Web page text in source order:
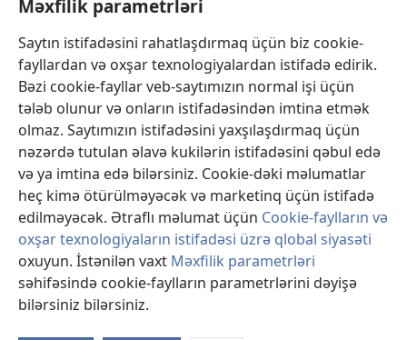
Məxfilik parametrləri
Saytın istifadəsini rahatlaşdırmaq üçün biz cookie-
fayllardan və oxşar texnologiyalardan istifadə edirik.
Bəzi cookie-fayllar veb-saytımızın normal işi üçün
tələb olunur və onların istifadəsindən imtina etmək
olmaz. Saytımızın istifadəsini yaxşılaşdırmaq üçün
nəzərdə tutulan əlavə kukilərin istifadəsini qəbul edə
və ya imtina edə bilərsiniz. Cookie-dəki məlumatlar
heç kimə ötürülməyəcək və marketinq üçün istifadə
edilməyəcək. Ətraflı məlumat üçün Cookie-faylların və
oxşar texnologiyaların istifadəsi üzrə qlobal siyasəti
oxuyun. İstənilən vaxt Məxfilik parametrləri
səhifəsində cookie-faylların parametrlərini dəyişə
bilərsiniz bilərsiniz.
KÖMƏK
(yeni
pəncərə
açılır) Gözətçi qülləsinin ONLAYN KİTABXANASI™
(yeni
pəncərə
açılır) JW Hub
(yeni
pəncərə
açılır)
«JW Library»®
Copyright© 2026 Watch Tower Bible and Tract Society of Pennsylvania.
İSTİFADƏ ŞƏRTLƏRİ